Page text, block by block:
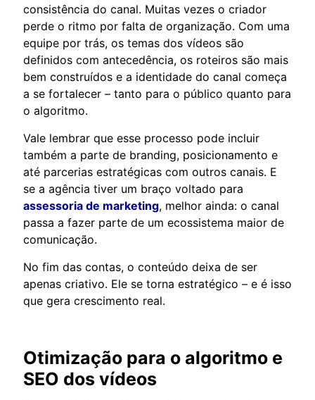
consistência do canal. Muitas vezes o criador
perde o ritmo por falta de organização. Com uma
equipe por trás, os temas dos vídeos são
definidos com antecedência, os roteiros são mais
bem construídos e a identidade do canal começa
a se fortalecer – tanto para o público quanto para
o algoritmo.
Vale lembrar que esse processo pode incluir
também a parte de branding, posicionamento e
até parcerias estratégicas com outros canais. E
se a agência tiver um braço voltado para
assessoria de marketing, melhor ainda: o canal
passa a fazer parte de um ecossistema maior de
comunicação.
No fim das contas, o conteúdo deixa de ser
apenas criativo. Ele se torna estratégico – e é isso
que gera crescimento real.
Otimização para o algoritmo e
SEO dos vídeos